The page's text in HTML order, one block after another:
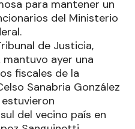
para mantener un
del Ministerio
de Justicia,
ayer una
fiscales de la
Sanabria González
estuvieron
del vecino país en